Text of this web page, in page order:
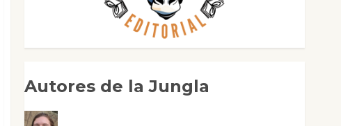
Autores de la Jungla